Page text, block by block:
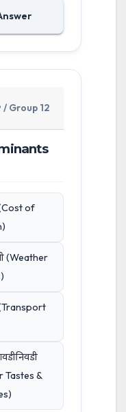
/ Group 12
(Cost of
(Weather
Tastes &